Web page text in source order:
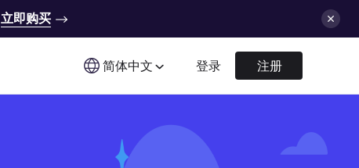
立即购买
简体中文 登录 注册